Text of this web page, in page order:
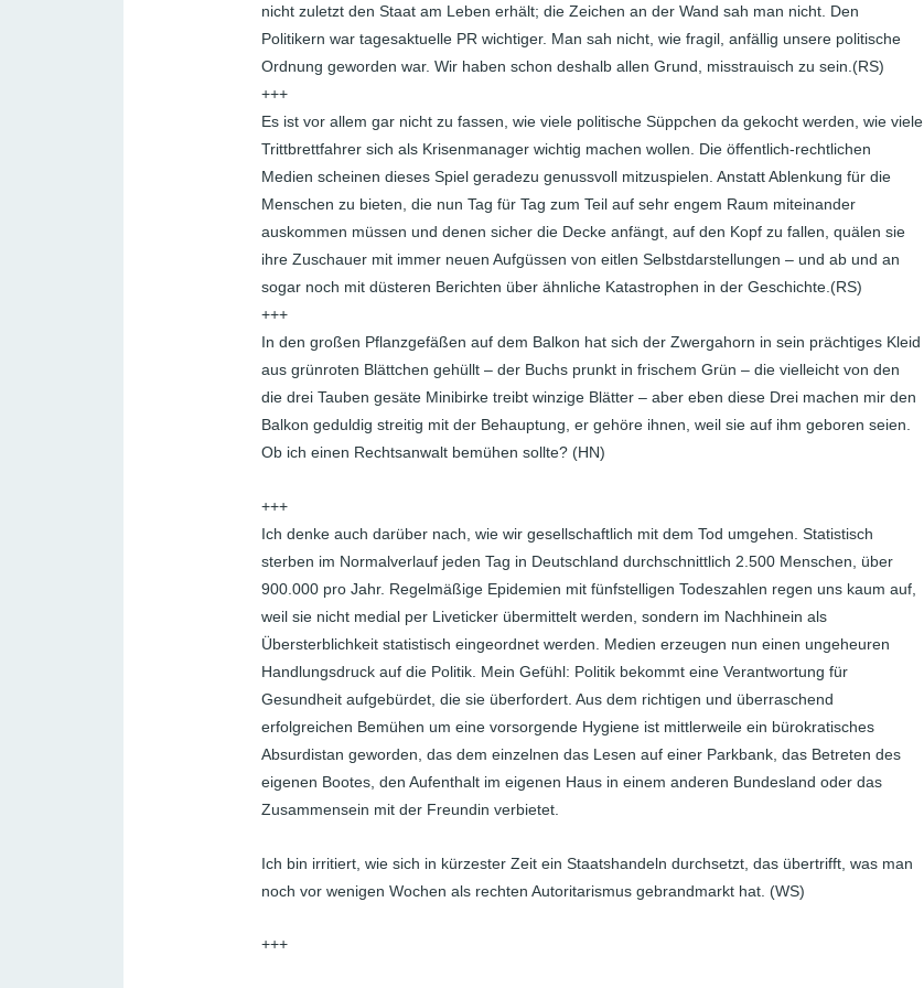
nicht zuletzt den Staat am Leben erhält; die Zeichen an der Wand sah man nicht. Den
Politikern war tagesaktuelle PR wichtiger. Man sah nicht, wie fragil, anfällig unsere politische
Ordnung geworden war. Wir haben schon deshalb allen Grund, misstrauisch zu sein.(RS)
+++
Es ist vor allem gar nicht zu fassen, wie viele politische Süppchen da gekocht werden, wie viele
Trittbrettfahrer sich als Krisenmanager wichtig machen wollen. Die öffentlich-rechtlichen
Medien scheinen dieses Spiel geradezu genussvoll mitzuspielen. Anstatt Ablenkung für die
Menschen zu bieten, die nun Tag für Tag zum Teil auf sehr engem Raum miteinander
auskommen müssen und denen sicher die Decke anfängt, auf den Kopf zu fallen, quälen sie
ihre Zuschauer mit immer neuen Aufgüssen von eitlen Selbstdarstellungen – und ab und an
sogar noch mit düsteren Berichten über ähnliche Katastrophen in der Geschichte.(RS)
+++
In den großen Pflanzgefäßen auf dem Balkon hat sich der Zwergahorn in sein prächtiges Kleid
aus grünroten Blättchen gehüllt – der Buchs prunkt in frischem Grün – die vielleicht von den
die drei Tauben gesäte Minibirke treibt winzige Blätter – aber eben diese Drei machen mir den
Balkon geduldig streitig mit der Behauptung, er gehöre ihnen, weil sie auf ihm geboren seien.
Ob ich einen Rechtsanwalt bemühen sollte? (HN)
+++
Ich denke auch darüber nach, wie wir gesellschaftlich mit dem Tod umgehen. Statistisch
sterben im Normalverlauf jeden Tag in Deutschland durchschnittlich 2.500 Menschen, über
900.000 pro Jahr. Regelmäßige Epidemien mit fünfstelligen Todeszahlen regen uns kaum auf,
weil sie nicht medial per Liveticker übermittelt werden, sondern im Nachhinein als
Übersterblichkeit statistisch eingeordnet werden. Medien erzeugen nun einen ungeheuren
Handlungsdruck auf die Politik. Mein Gefühl: Politik bekommt eine Verantwortung für
Gesundheit aufgebürdet, die sie überfordert. Aus dem richtigen und überraschend
erfolgreichen Bemühen um eine vorsorgende Hygiene ist mittlerweile ein bürokratisches
Absurdistan geworden, das dem einzelnen das Lesen auf einer Parkbank, das Betreten des
eigenen Bootes, den Aufenthalt im eigenen Haus in einem anderen Bundesland oder das
Zusammensein mit der Freundin verbietet.
Ich bin irritiert, wie sich in kürzester Zeit ein Staatshandeln durchsetzt, das übertrifft, was man
noch vor wenigen Wochen als rechten Autoritarismus gebrandmarkt hat. (WS)
+++